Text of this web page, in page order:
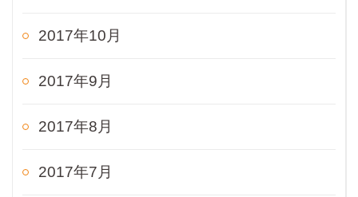
2017年10月
2017年9月
2017年8月
2017年7月